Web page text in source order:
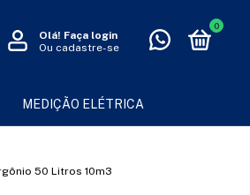
Olá! Faça login
Ou cadastre-se
0
MEDIÇÃO ELÉTRICA
50 Litros 10m3